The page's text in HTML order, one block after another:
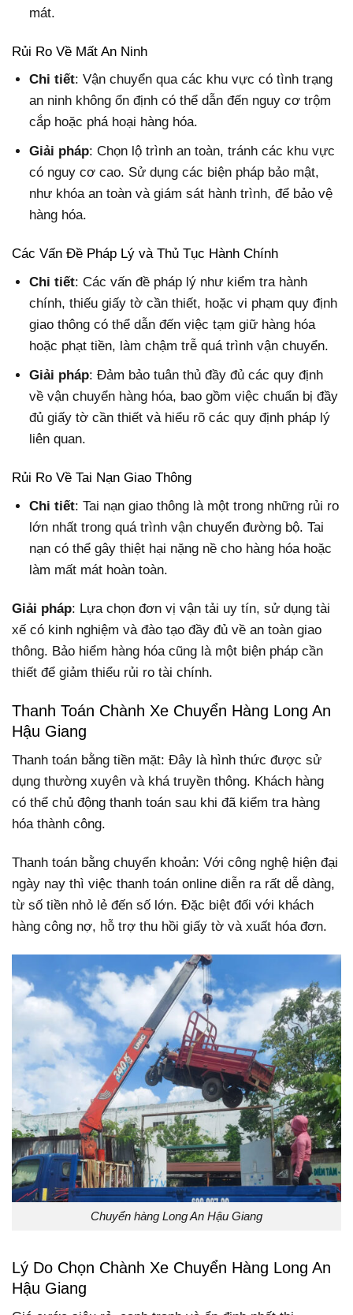
mát.
Rủi Ro Về Mất An Ninh
Chi tiết: Vận chuyển qua các khu vực có tình trạng
an ninh không ổn định có thể dẫn đến nguy cơ trộm
cắp hoặc phá hoại hàng hóa.
Giải pháp: Chọn lộ trình an toàn, tránh các khu vực
có nguy cơ cao. Sử dụng các biện pháp bảo mật,
như khóa an toàn và giám sát hành trình, để bảo vệ
hàng hóa.
Các Vấn Đề Pháp Lý và Thủ Tục Hành Chính
Chi tiết: Các vấn đề pháp lý như kiểm tra hành
chính, thiếu giấy tờ cần thiết, hoặc vi phạm quy định
giao thông có thể dẫn đến việc tạm giữ hàng hóa
hoặc phạt tiền, làm chậm trễ quá trình vận chuyển.
Giải pháp: Đảm bảo tuân thủ đầy đủ các quy định
về vận chuyển hàng hóa, bao gồm việc chuẩn bị đầy
đủ giấy tờ cần thiết và hiểu rõ các quy định pháp lý
liên quan.
Rủi Ro Về Tai Nạn Giao Thông
Chi tiết: Tai nạn giao thông là một trong những rủi ro
lớn nhất trong quá trình vận chuyển đường bộ. Tai
nạn có thể gây thiệt hại nặng nề cho hàng hóa hoặc
làm mất mát hoàn toàn.
Giải pháp: Lựa chọn đơn vị vận tải uy tín, sử dụng tài
xế có kinh nghiệm và đào tạo đầy đủ về an toàn giao
thông. Bảo hiểm hàng hóa cũng là một biện pháp cần
thiết để giảm thiểu rủi ro tài chính.
Thanh Toán Chành Xe Chuyển Hàng Long An
Hậu Giang
Thanh toán bằng tiền mặt: Đây là hình thức được sử
dụng thường xuyên và khá truyền thông. Khách hàng
có thể chủ động thanh toán sau khi đã kiểm tra hàng
hóa thành công.
Thanh toán bằng chuyển khoản: Với công nghệ hiện đại
ngày nay thì việc thanh toán online diễn ra rất dễ dàng,
từ số tiền nhỏ lẻ đến số lớn. Đặc biệt đối với khách
hàng công nợ, hỗ trợ thu hồi giấy tờ và xuất hóa đơn.
Chuyển hàng Long An Hậu Giang
Lý Do Chọn Chành Xe Chuyển Hàng Long An
Hậu Giang